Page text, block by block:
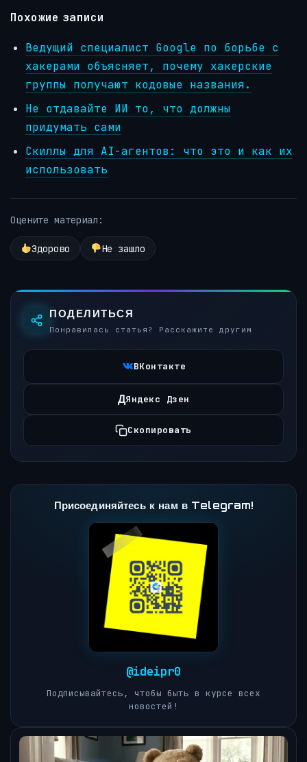
Похожие записи
Ведущий специалист Google по борьбе с
хакерами объясняет, почему хакерские
группы получают кодовые названия.
Не отдавайте ИИ то, что должны
придумать сами
Скиллы для AI-агентов: что это и как их
использовать
Оцените материал:
Здорово Не зашло
ПОДЕЛИТЬСЯ
Понравилась статья? Расскажите другим
ВКонтакте
ДЯндекс Дзен
Скопировать
Присоединяйтесь к нам в Telegram!
@ideipr0
Подписывайтесь, чтобы быть в курсе всех
новостей!